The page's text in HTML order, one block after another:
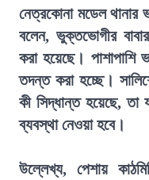
নেত্রকোনা মডেল থানার
বলেন, ভুক্তভোগীর
করা হয়েছে। পাশাপাশি
তদন্ত করা হচ্ছে।
কী সিদ্ধান্ত হয়েছে,
ব্যবস্থা নেওয়া হবে।
উল্লেখ্য, পেশায়